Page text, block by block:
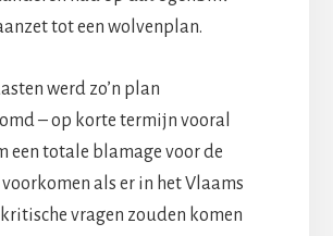
tot een wolvenplan.
werd zo’n plan
– op korte termijn vooral
een totale blamage voor de
als er in het Vlaams
vragen zouden komen